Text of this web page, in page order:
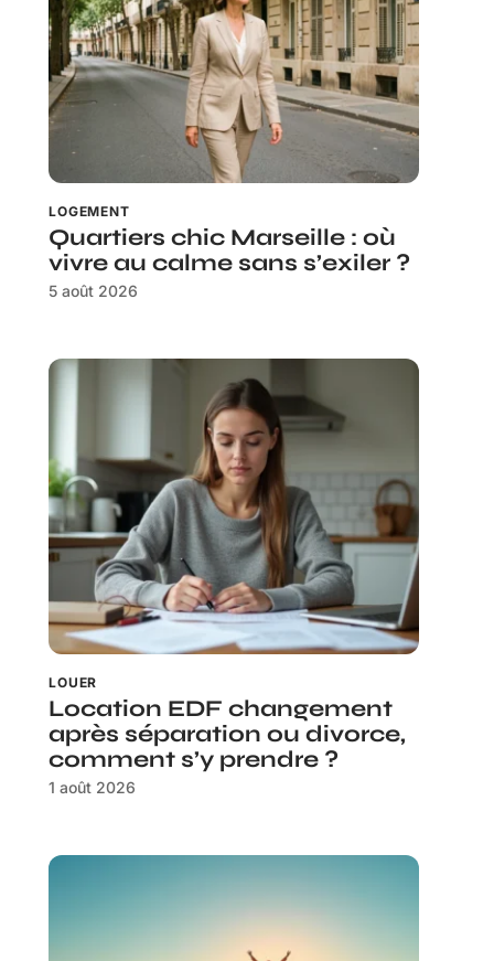
LOGEMENT
Quartiers chic Marseille : où
vivre au calme sans s’exiler ?
5 août 2026
LOUER
Location EDF changement
après séparation ou divorce,
comment s’y prendre ?
1 août 2026